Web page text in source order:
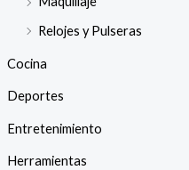
Relojes y Pulseras
Cocina
Deportes
Entretenimiento
Herramientas